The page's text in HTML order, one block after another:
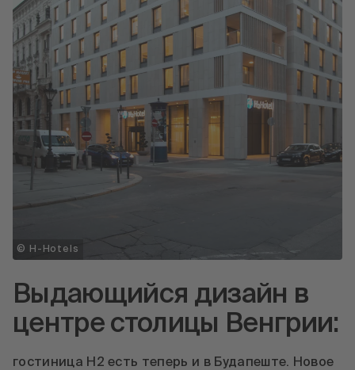
© H-Hotels
Выдающийся дизайн в
центре столицы Венгрии:
гостиница H2 есть теперь и в Будапеште. Новое